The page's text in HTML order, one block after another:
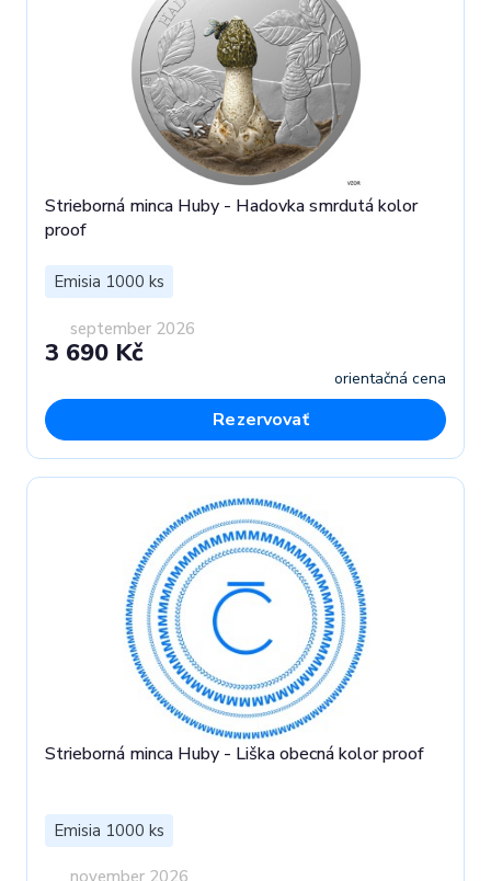
Strieborná minca Huby - Hadovka smrdutá kolor
proof
Emisia 1000 ks
september 2026
3 690 Kč
orientačná cena
Rezervovať
Strieborná minca Huby - Liška obecná kolor proof
Emisia 1000 ks